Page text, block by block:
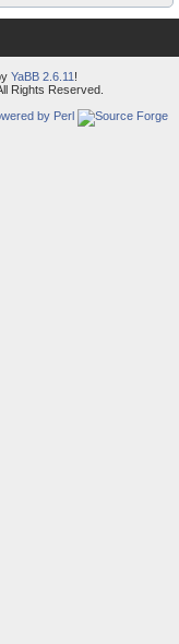
YaBB 2.6.11 !
Rights Reserved.